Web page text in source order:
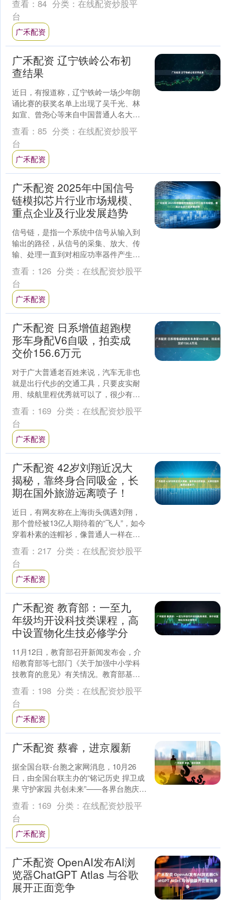
165H....
查看： 84 分类： 在线配资炒股平
台
广禾配资
广禾配资 辽宁铁岭公布初
查结果
近日，有报道称，辽宁铁岭一场少年朗
诵比赛的获奖名单上出现了吴千光、林
如宣、曾尧心等来自中国普通人名大全
的名字，且排列顺序一致。 12月9日上
午，铁岭经济技术开发....
查看： 85 分类： 在线配资炒股平
台
广禾配资
广禾配资 2025年中国信号
链模拟芯片行业市场规模、
重点企业及行业发展趋势
信号链，是指一个系统中信号从输入到
输出的路径，从信号的采集、放大、传
输、处理一直到对相应功率器件产生执
行的一整套信号流。信号链模拟芯片，
则是一种用于处理模拟信号....
查看： 126 分类： 在线配资炒股平
台
广禾配资
广禾配资 日系增值超跑楔
形车身配V6自吸，拍卖成
交价156.6万元
对于广大普通老百姓来说，汽车无非也
就是出行代步的交通工具，只要皮实耐
用、续航里程优秀就可以了，很少有人
在乎自己的爱车保不保值。但是对于很
多汽车藏家来说，它们却更....
查看： 169 分类： 在线配资炒股平
台
广禾配资
广禾配资 42岁刘翔近况大
揭秘，靠终身合同吸金，长
期在国外旅游远离喷子！
近日，有网友称在上海街头偶遇刘翔，
那个曾经被13亿人期待着的“飞人”，如今
穿着朴素的连帽衫，像普通人一样在外
滩散步。 仿佛那些荣誉与谩骂，都是上
辈子的故事。 从....
查看： 217 分类： 在线配资炒股平
台
广禾配资
广禾配资 教育部：一至九
年级均开设科技类课程，高
中设置物化生技必修学分
11月12日，教育部召开新闻发布会，介
绍教育部等七部门《关于加强中小学科
技教育的意见》有关情况。教育部基础
教育司司长田祖荫会表示，中小学阶段
是培养学生科学兴趣、....
查看： 198 分类： 在线配资炒股平
台
广禾配资
广禾配资 蔡睿，进京履新
据全国台联-台胞之家网消息，10月26
日，由全国台联主办的“铭记历史 捍卫成
果 守护家园 共创未来”——各界台胞庆祝
设立台湾光复纪念日系列活动在北京举
行。全国台....
查看： 169 分类： 在线配资炒股平
台
广禾配资
广禾配资 OpenAI发布AI浏
览器ChatGPT Atlas 与谷歌
展开正面竞争